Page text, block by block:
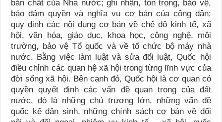
bản chất của Nhà nước; ghi nhận, tôn trọng, bảo vệ,
bảo đảm quyền và nghĩa vụ cơ bản của công dân;
quy định các nội dung cơ bản về chế độ kinh tế, xã
hội, văn hóa, giáo dục, khoa học, công nghệ, môi
trường, bảo vệ Tổ quốc và về tổ chức bộ máy nhà
nước. Bằng việc làm luật và sửa đổi luật, Quốc hội
điều chỉnh các quan hệ xã hội trong từng lĩnh vực của
đời sống xã hội. Bên cạnh đó, Quốc hội là cơ quan có
quyền quyết định các vấn đề quan trọng của đất
nước, đó là những chủ trương lớn, những vấn đề
quốc kế dân sinh, những chính sách cơ bản về đối